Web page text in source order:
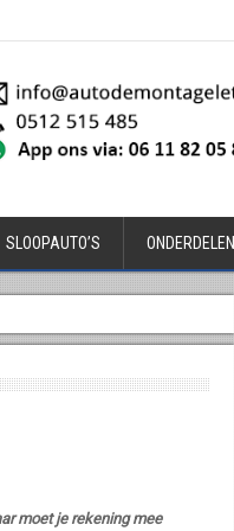
SLOOPAUTO’S ONDERDELEN
moet je rekening mee